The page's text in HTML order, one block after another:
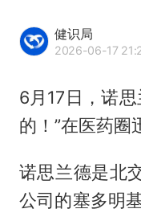
健识局
2026-06-17
6月17日，诺
的！”在医药圈
诺思兰德是北
公司的塞多明